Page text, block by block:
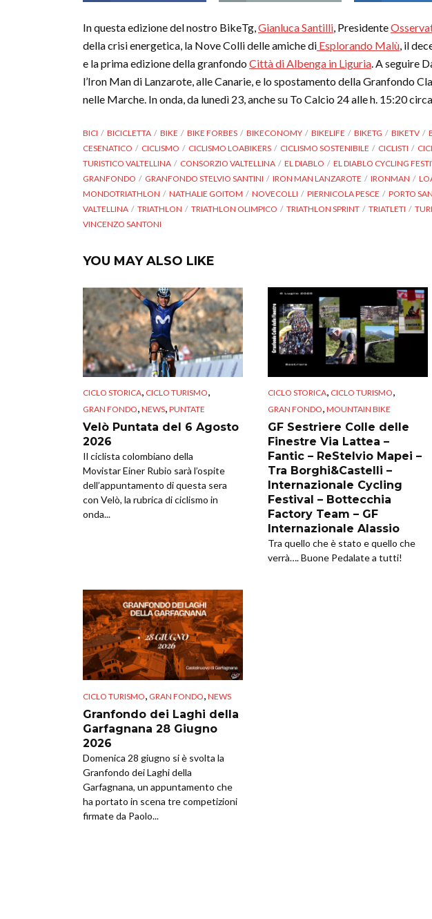
In questa edizione del nostro BikeTg,Gianluca Santilli, Presidente
della crisi energetica, la Nove Colli delle amiche di Esplorando Malù, il
e la prima edizione della granfondoCittà di Albenga in Liguria. A seguire
l’Iron Man di Lanzarote, alle Canarie, e lo spostamento della Granfondo
nelle Marche. In onda, da lunedì 23, anche su To Calcio 24 alle h. 15:20
BICI BICICLETTA BIKE BIKE FORBES BIKECONOMY BIKELIFE BIKETG BIKETV
CESENATICO
CICLISMO CICLISMO LOABIKERS CICLISMO SOSTENIBILE CICLISTI
TURISTICO VALTELLINA
CONSORZIO VALTELLINA EL DIABLO EL DIABLO CYCLING
GRANFONDO
GRANFONDO STELVIO SANTINI IRON MAN LANZAROTE IRONMAN
MONDOTRIATHLON
NATHALIE GOITOM NOVECOLLI PIERNICOLA PESCE PORTO
VALTELLINA
TRIATHLON TRIATHLON OLIMPICO TRIATHLON SPRINT TRIATLETI
VINCENZO SANTONI
YOU MAY ALSO LIKE
CICLO STORICA, CICLO TURISMO,
GRAN FONDO, NEWS, PUNTATE
Velò Puntata del 6 Agosto
2026
Il ciclista colombiano della
Movistar Einer Rubio sarà l’ospite
dell’appuntamento di questa sera
con Velò, la rubrica di ciclismo in
onda...
CICLO STORICA, CICLO TURISMO,
GRAN FONDO, MOUNTAIN BIKE
GF Sestriere Colle delle
Finestre Via Lattea –
Fantic – ReStelvio Mapei –
Tra Borghi&Castelli –
Internazionale Cycling
Festival – Bottecchia
Factory Team – GF
Internazionale Alassio
Tra quello che è stato e quello che
verrà…. Buone Pedalate a tutti!
CICLO TURISMO GRAN FONDO NEWS
Granfondo dei Laghi della
Garfagnana 28 Giugno
2026
Domenica 28 giugno si è svolta la
Granfondo dei Laghi della
Garfagnana, un appuntamento che
ha portato in scena tre competizioni
firmate da Paolo...